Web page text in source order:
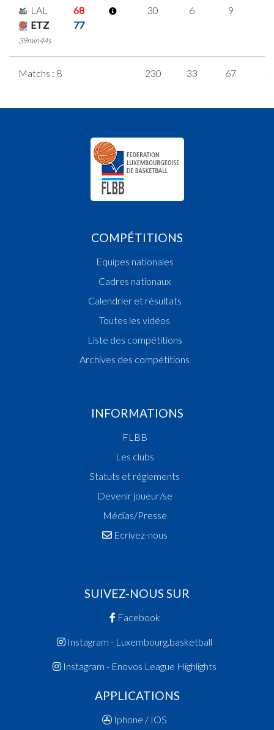
LAL
68
ETZ
77
39min44s
30 6 9
Matchs : 8 230 33 67
COMPÉTITIONS
Equipes nationales
Cadres nationaux
Calendrier et résultats
Toutes les vidéos
Liste des compétitions
Archives des compétitions
INFORMATIONS
FLBB
Les clubs
Statuts et réglements
Devenir joueur/se
Médias/Presse
Ecrivez-nous
SUIVEZ-NOUS SUR
Facebook
Instagram - Luxembourg.basketball
Instagram - Enovos League Highlights
APPLICATIONS
Iphone / IOS